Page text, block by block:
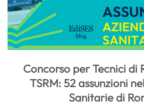
Concorso per Tecnici di
TSRM: 52 assunzioni
Sanitarie di